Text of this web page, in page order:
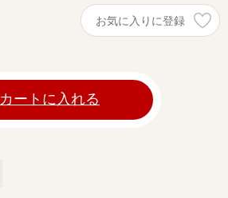
お気に入りに登録
カートに入れる